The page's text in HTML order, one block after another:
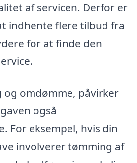
af servicen. Derfor er
indhente flere tilbud fra
for at finde den
og omdømme, påvirker
også
For eksempel, hvis din
involverer tømming af